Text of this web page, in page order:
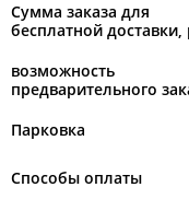
Сумма заказа для
бесплатной доставки,
возможность
предварительного
Парковка
Способы оплаты